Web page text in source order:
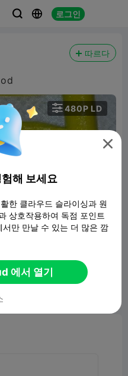
  로그인
따르다
00:09
480P LD

해 보세요
한 클라우드 슬라이싱과 원
상호작용하여 독점 포인트
만 만날 수 있는 더 많은 깜
에서 열기